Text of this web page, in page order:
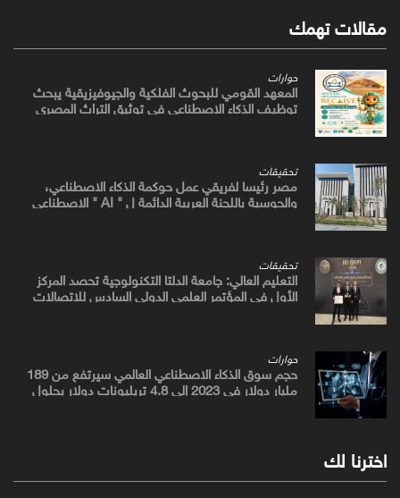
مقالات تهمك
حوارات
المعهد القومي للبحوث الفلكية والجيوفيزيقية يبحث
توظيف الذكاء الاصطناعي في توثيق التراث المصري
تحقيقات
مصر رئيسا لفريقي عمل حوكمة الذكاء الاصطناعي،
والحوسبة باللجنة العربية الدائمة ل " AI " الاصطناعي
تحقيقات
التعليم العالي: جامعة الدلتا التكنولوجية تحصد المركز
الأول في المؤتمر العلمي الدولي السادس للاتصالات
حوارات
حجم سوق الذكاء الاصطناعي العالمي سيرتفع من 189
مليار دولار في 2023 إلى 4.8 تريليونات دولار بحلول
اخترنا لك